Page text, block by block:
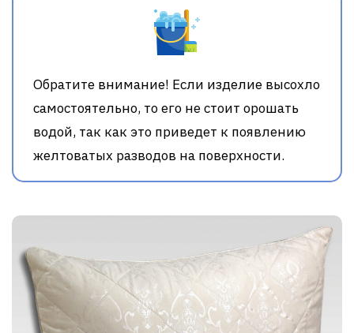
Обратите внимание! Если изделие высохло
самостоятельно, то его не стоит орошать
водой, так как это приведет к появлению
желтоватых разводов на поверхности.